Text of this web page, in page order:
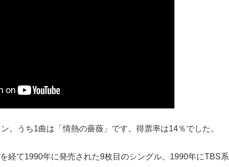
。うち1曲は「情熱の薔薇」です。得票率は14％でした。
経て1990年に発売された9枚目のシングル。1990年にTBS系